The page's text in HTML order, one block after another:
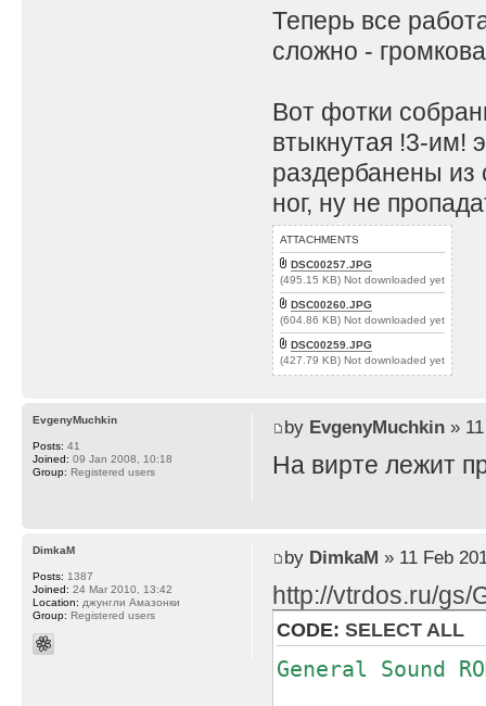
Теперь все
сложно -
Вот фотки
втыкнутая !3-им!
раздербанены из
ног, ну не
ATTACHMENTS
DSC00257.JPG
(495.15 KB) Not downloaded yet
DSC00260.JPG
(604.86 KB) Not downloaded yet
DSC00259.JPG
(427.79 KB) Not downloaded yet
by EvgenyMuchkin» 11
На вирте лежит
EvgenyMuchkin
Posts: 41
Joined: 09 Jan 2008, 10:18
Group: Registered users
by DimkaM » 11 Feb
http://vtrdos.ru/gs/
CODE: SELECT ALL
General Sound
DimkaM
Posts: 1387
Joined: 24 Mar 2010, 13:42
Location: джунгли Амазонки
Group: Registered users